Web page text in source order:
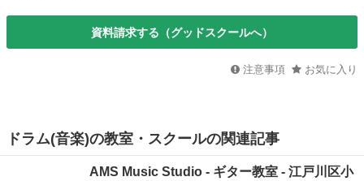
資料請求する（グッドスクールへ）
注意事項 お気に入り
ドラム(音楽)の教室・スクールの関連記事
AMS Music Studio - ギター教室 - 江戸川区小